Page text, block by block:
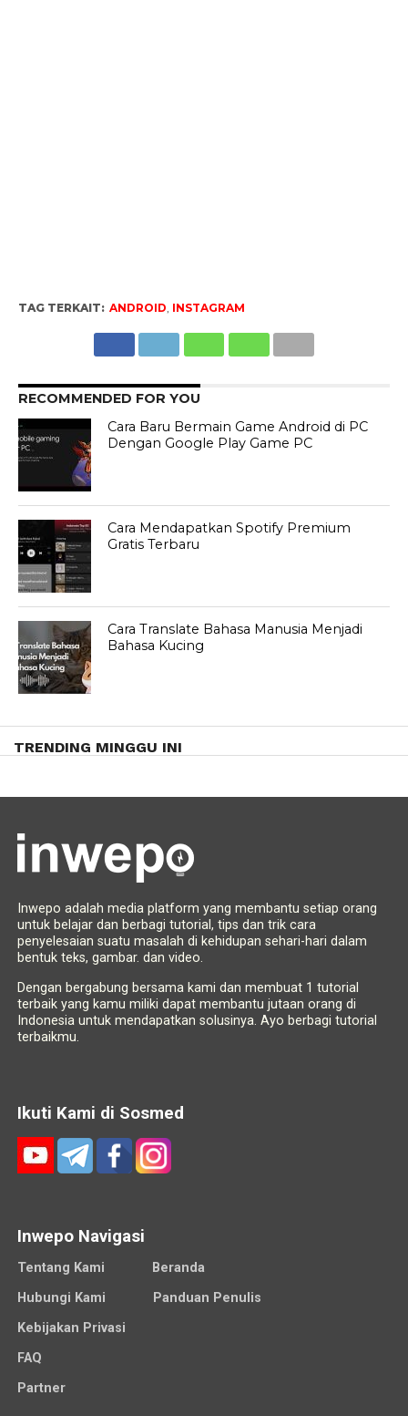
TAG TERKAIT: ANDROID INSTAGRAM
RECOMMENDED FOR YOU
Cara Baru Bermain Game Android di PC
Dengan Google Play Game PC
Cara Mendapatkan Spotify Premium
Gratis Terbaru
Cara Translate Bahasa Manusia Menjadi
Bahasa Kucing
TRENDING MINGGU INI
Inwepo adalah media platform yang membantu setiap orang
untuk belajar dan berbagi tutorial, tips dan trik cara
penyelesaian suatu masalah di kehidupan sehari-hari dalam
bentuk teks, gambar. dan video.
Dengan bergabung bersama kami dan membuat 1 tutorial
terbaik yang kamu miliki dapat membantu jutaan orang di
Indonesia untuk mendapatkan solusinya. Ayo berbagi tutorial
terbaikmu.
Ikuti Kami di Sosmed
Inwepo Navigasi
Tentang Kami
Beranda
Hubungi Kami
Panduan Penulis
Kebijakan Privasi
FAQ
Partner